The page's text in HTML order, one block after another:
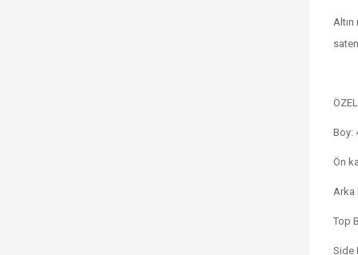
Boy:
Ön
Arka
Top
Side